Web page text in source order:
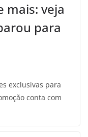
mais: veja
para
exclusivas para
conta com